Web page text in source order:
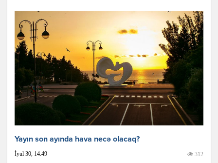
Yayın son ayında hava necə olacaq?
İyul 30, 14:49 312